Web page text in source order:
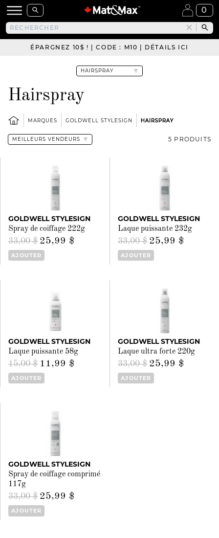
0
ÉPARGNEZ 10$ ! | CODE : M10 | DÉTAILS ICI
Hairspray
MARQUES GOLDWELL STYLESIGN HAIRSPRAY
5 PRODUITS
GOLDWELL STYLESIGN
Spray de coiffage 222g
33,00 $ 25,99 $
AJOUTER
GOLDWELL STYLESIGN
Laque puissante 232g
33,00 $ 25,99 $
AJOUTER
GOLDWELL STYLESIGN
Laque puissante 58g
15,00 $ 11,99 $
AJOUTER
GOLDWELL STYLESIGN
Laque ultra forte 220g
33,00 $ 25,99 $
AJOUTER
GOLDWELL STYLESIGN
Spray de coiffage comprimé
117g
33,00 $ 25,99 $
AJOUTER